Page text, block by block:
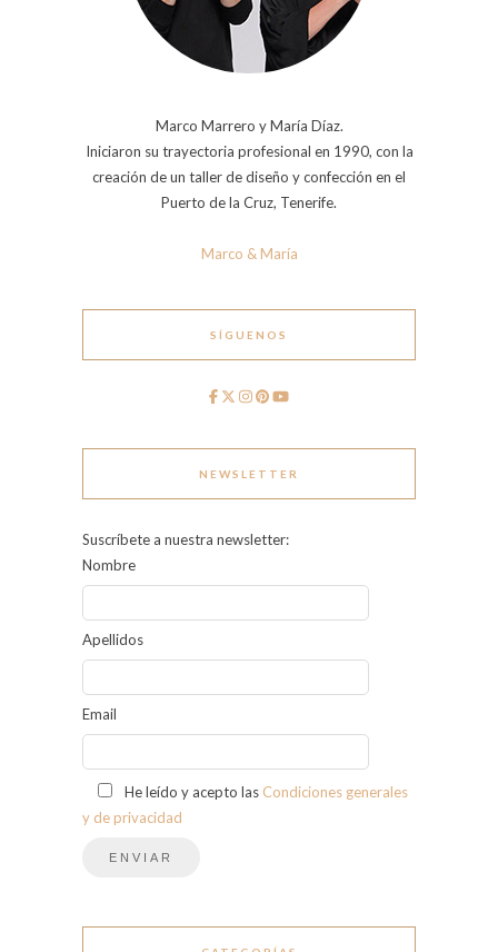
Marco Marrero y María Díaz.
Iniciaron su trayectoria profesional en 1990, con la
creación de un taller de diseño y confección en el
Puerto de la Cruz, Tenerife.
Marco & María
SÍGUENOS
NEWSLETTER
Suscríbete a nuestra newsletter:
Nombre
Apellidos
Email
He leído y acepto las Condiciones generales
y de privacidad